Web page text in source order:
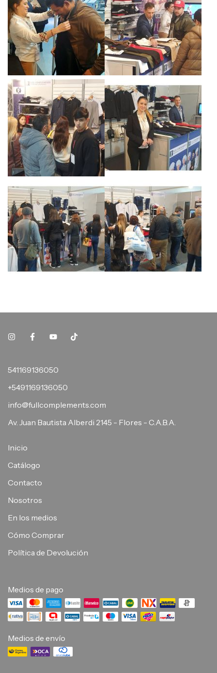
541169136050
+5491169136050
info@fullcomplements.com
Av. Juan Bautista Alberdi 2145 - Flores - C.A.B.A.
Inicio
Catálogo
Contacto
Nosotros
En los medios
Cómo Comprar
Política de Devolución
Medios de pago
Medios de envío